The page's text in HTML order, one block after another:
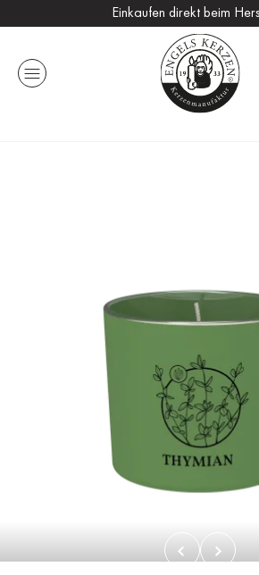
Einkaufen direkt beim
Versandkostenfrei ab
Handmade in Germany